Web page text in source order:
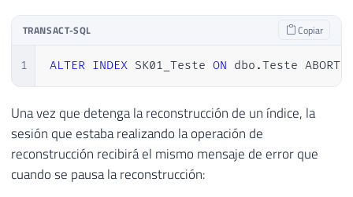
TRANSACT-SQL Copiar
1 ALTER INDEX SK01_Teste ON dbo .Teste ABORT
Una vez que detenga la reconstrucción de un índice, la
sesión que estaba realizando la operación de
reconstrucción recibirá el mismo mensaje de error que
cuando se pausa la reconstrucción: